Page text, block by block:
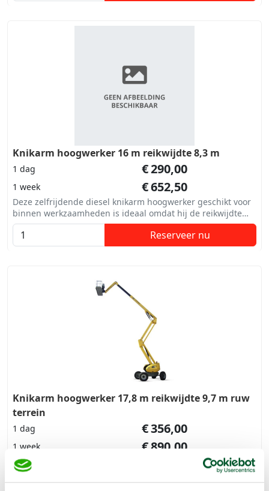
Knikarm hoogwerker 16 m reikwijdte 8,3 m
1 dag €290,00
1 week €652,50
Deze zelfrijdende diesel knikarm hoogwerker geschikt voor
binnen werkzaamheden is ideaal omdat hij de reikwijdte
met de knikhoogte combineert.
Reserveer nu
Knikarm hoogwerker 17,8 m reikwijdte 9,7 m ruw
terrein
1 dag €356,00
1 week €890,00
Deze zelfrijdende accu knikarm hoogwerker geschikt voor
vele werkzaamheden is ideaal omdat hij de reikwijdte met
de knikhoogte combineert.